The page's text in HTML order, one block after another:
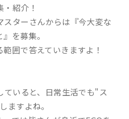
紹介！
ターさんからは『今大変な
を募集。
囲で答えていきますよ！
ていると、日常生活でも"ス
ますよね。